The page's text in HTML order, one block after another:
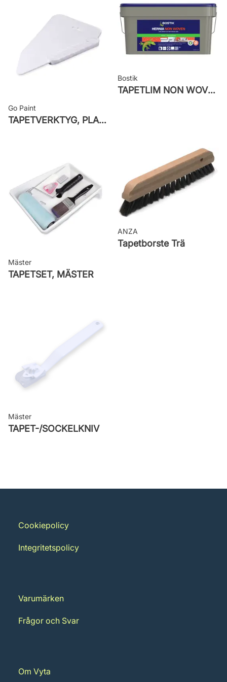
väggen
Leverantörens artikelnummer:
Go Paint
TAPETVERKTYG, PLAST GO PAINT
Bostik
TAPETLIM NON WOVEN
Mäster
TAPETSET, MÄSTER
ANZA
Tapetborste Trä
Mäster
TAPET-/SOCKELKNIV
Cookiepolicy
Integritetspolicy
Varumärken
Frågor och Svar
Om Vyta